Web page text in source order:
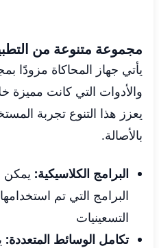
مجموعة متنوعة من
يأتي جهاز المحاكاة مزودًا
يعزز هذا التنوع تجربة
بالأصالة.
البرامج الكلاسيكية: يمكن
البرامج التي تم
التسعينيات
تكامل الوسائط المتعددة: